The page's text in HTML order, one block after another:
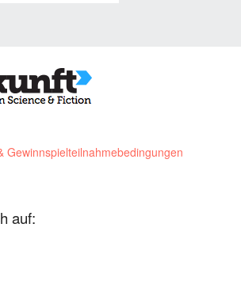
Gewinnspielteilnahmebedingungen
auf: